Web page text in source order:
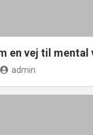
en vej til
admin